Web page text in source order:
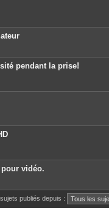
pendant la prise!
vidéo.
publiés depuis :